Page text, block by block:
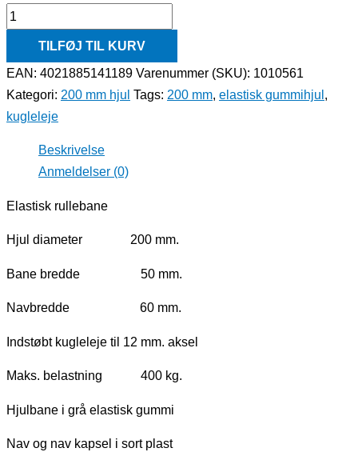
TILFØJ TIL KURV
EAN: 4021885141189 Varenummer (SKU): 1010561
Kategori: 200 mm hjul Tags: 200 mm, elastisk gummihjul ,
kugleleje
Beskrivelse
Anmeldelser (0)
Elastisk rullebane
Hjul diameter 200 mm.
Bane bredde 50 mm.
Navbredde 60 mm.
Indstøbt kugleleje til 12 mm. aksel
Maks. belastning 400 kg.
Hjulbane i grå elastisk gummi
Nav og nav kapsel i sort plast